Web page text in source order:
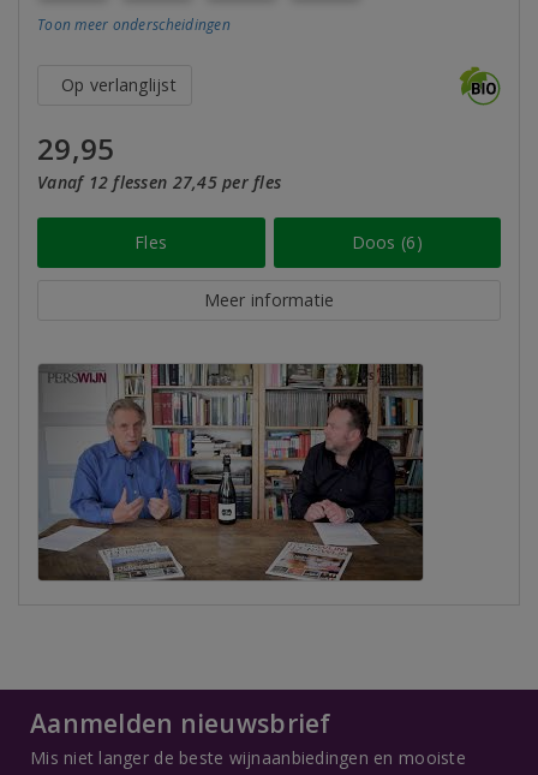
Toon meer onderscheidingen
Op verlanglijst
29,95
Vanaf 12 flessen 27,45 per fles
Fles Doos (6)
Meer informatie
Aanmelden nieuwsbrief
Mis niet langer de beste wijnaanbiedingen en mooiste